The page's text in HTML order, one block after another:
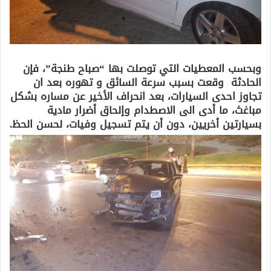
وبحسب المعطيات التي توصلت بها “صباح طنجة”، فإن
الحادثة وقعت بسبب سرعة السائق و تهوره بعد ان
تجاوز احدى السيارات، بعد انحراف الأخير عن مساره بشكل
مباغث، ما أدى الى الاصطدام وإلحاق أضرار مادية
بسيارتين أخريين، دون أن يتم تسجيل وفيات، لحسن الحظ.